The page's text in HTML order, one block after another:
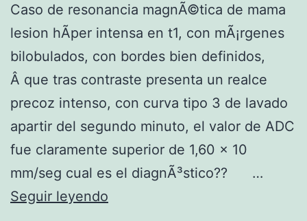
Caso de resonancia magnÃ©tica de mama
lesion hÃ­per intensa en t1, con mÃ¡rgenes
bilobulados, con bordes bien definidos,
Â que tras contraste presenta un realce
precoz intenso, con curva tipo 3 de lavado
apartir del segundo minuto, el valor de ADC
fue claramente superior de 1,60 x 10
mm/seg cual es el diagnÃ³stico?? …
Seguir leyendo